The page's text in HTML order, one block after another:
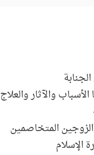
والآثار والعلاج
المتخاصمين
الإسلام